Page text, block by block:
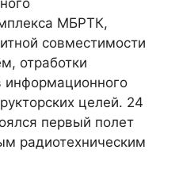
МБРТК,
совместимости
отработки
информационного
целей. 24
первый полет
радиотехническим